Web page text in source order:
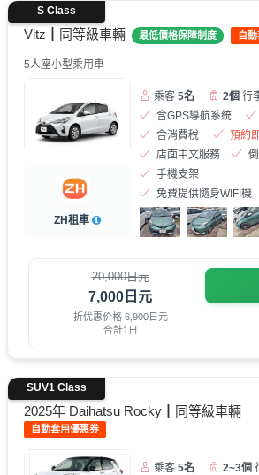
Vitz┃同等級車輛 最低價格保障制度 自
S Class
5人座小型乘用車
ZH租車
乘客5名 2個 行
含GPS導航系統
含消費稅
預約
店面中文服務
手機支架
免費提供隨身WIFI機
20,000日元
7,000日元
折优惠价格 6,900日元
合計1日
2025年 Daihatsu Rocky┃同等級車輛
自動套用優惠券
SUV1 Class
乘客5名 2~3個